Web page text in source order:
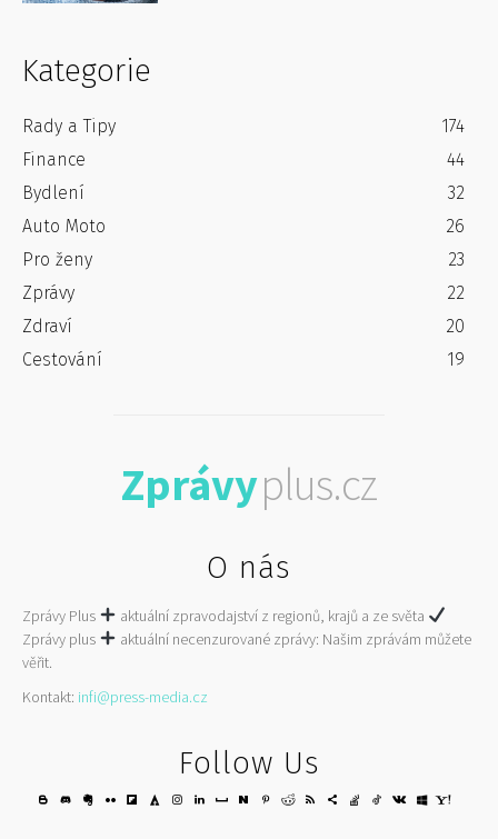
Kategorie
Rady a Tipy
174
Finance
44
Bydlení
32
Auto Moto
26
Pro ženy
23
Zprávy
22
Zdraví
20
Cestování
19
Zprávyplus.cz
O nás
Zprávy Plus
aktuální zpravodajství z regionů, krajů a ze světa
Zprávy plus
aktuální necenzurované zprávy: Našim zprávám můžete
věřit.
Kontakt: infi@press-media.cz
Follow Us